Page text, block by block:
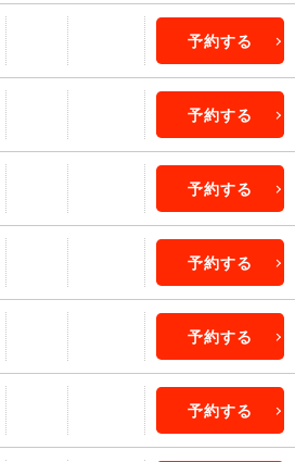
予約する
予約する
予約する
予約する
予約する
予約する